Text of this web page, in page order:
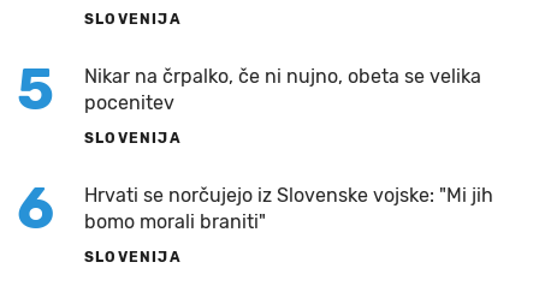
SLOVENIJA
5
Nikar na črpalko, če ni nujno, obeta se velika
pocenitev
SLOVENIJA
6
Hrvati se norčujejo iz Slovenske vojske: "Mi jih
bomo morali braniti"
SLOVENIJA